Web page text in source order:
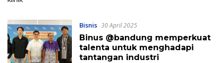
Bisnis 30 April 2025
Binus @bandung memperkuat
talenta untuk menghadapi
tantangan industri